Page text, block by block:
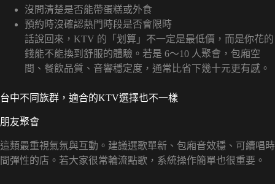
沒問清楚是否能帶蛋糕或外食
預約時沒確認熱門時段是否會限時
話說回來，KTV 的「划算」不一定是最低價，而是你花的
錢能不能換到舒服的體驗。若是 6～10 人聚會，包廂空
間、餐飲品質、音響穩定度，通常比省下幾十元更有感。
台中不同族群，適合的KTV選擇也不一樣
朋友聚會
這類最重視氣氛與互動。建議選歌單新、包廂音效穩、可續唱時
間彈性的店。若大家很常輪流點歌，系統操作簡單也很重要。